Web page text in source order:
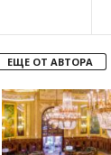
ЕЩЕ ОТ АВТОРА